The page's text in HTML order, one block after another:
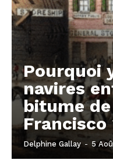
Pourquoi
navires
bitume de
Francisco
Delphine Gallay - 5